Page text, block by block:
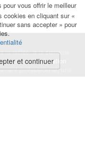
la nuitée, à la semaine,
séjours, unecolocation
professionnel, une
vous offrir le meilleur
cookies en cliquant sur «
sans accepter » pour
et continuer